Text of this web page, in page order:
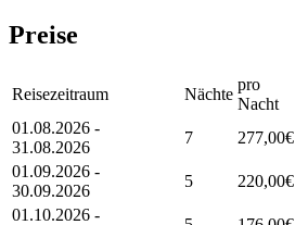
Preise
Reisezeitraum Nächte
pro
Nacht
01.08.2026 -
31.08.2026
7 277,00€
01.09.2026 -
30.09.2026
5 220,00€
01.10.2026 -